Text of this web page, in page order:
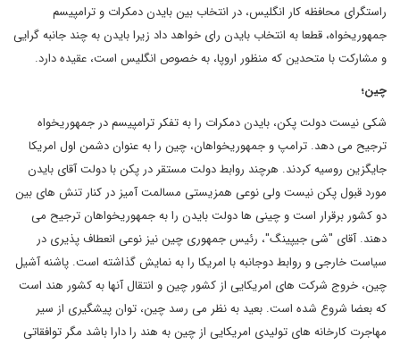
راستگرای محافظه کار انگلیس، در انتخاب بین بایدن دمکرات و ترامپیسم
جمهوریخواه، قطعا به انتخاب بایدن رای خواهد داد زیرا بایدن به چند جانبه گرایی
و مشارکت با متحدین که منظور اروپا، به خصوص انگلیس است، عقیده دارد.
چین؛
شکی نیست دولت پکن، بایدن دمکرات را به تفکر ترامپیسم در جمهوریخواه
ترجیح می دهد. ترامپ و جمهوریخواهان، چین را به عنوان دشمن اول امریکا
جایگزین روسیه کردند. هرچند روابط دولت مستقر در پکن با دولت آقای بایدن
مورد قبول پکن نیست ولی نوعی همزیستی مسالمت آمیز در کنار تنش های بین
دو کشور برقرار است و چینی ها دولت بایدن را به جمهوریخواهان ترجیح می
دهند. آقای "شی جیپینگ"، رئیس جمهوری چین نیز نوعی انعطاف پذیری در
سیاست خارجی و روابط دوجانبه با امریکا را به نمایش گذاشته است. پاشنه آشیل
چین، خروج شرکت های امریکایی از کشور چین و انتقال آنها به کشور هند است
که بعضا شروع شده است. بعید به نظر می رسد چین، توان پیشگیری از سیر
مهاجرت کارخانه های تولیدی امریکایی از چین به هند را دارا باشد مگر توافقاتی